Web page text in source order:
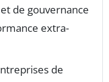
de gouvernance
extra-
de